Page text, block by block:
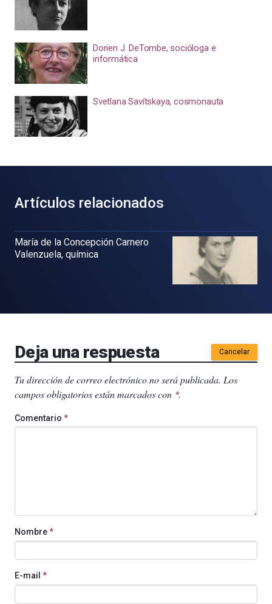
Dorien J. DeTombe, socióloga e
informática
Svetlana Savítskaya, cosmonauta
Artículos relacionados
María de la Concepción Carnero
Valenzuela, química
Deja una respuesta Cancelar
Tu dirección de correo electrónico no será publicada. Los
campos obligatorios están marcados con *.
Comentario *
Nombre*
E-mail *